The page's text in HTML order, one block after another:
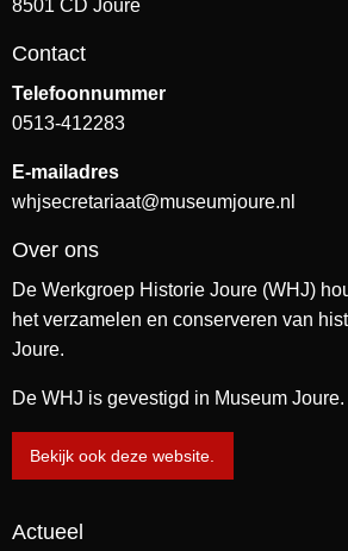
8501 CD Joure
Contact
Telefoonnummer
0513-412283
E-mailadres
whjsecretariaat@museumjoure.nl
Over ons
De Werkgroep Historie Joure (WHJ)
het verzamelen en conserveren van
Joure.
De WHJ is gevestigd in Museum Joure.
Bekijk ook deze website.
Actueel